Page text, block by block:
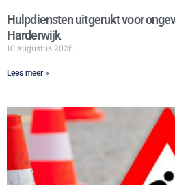
Hulpdiensten uitgerukt voor
Harderwijk
10 augustus 2026
Lees meer »